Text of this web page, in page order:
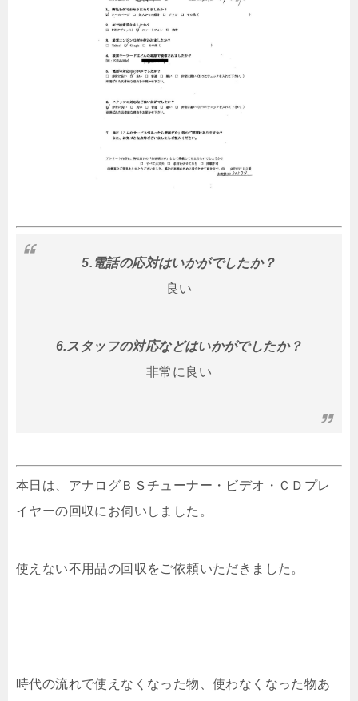
5.電話の応対はいかがでしたか？
良い
6.スタッフの対応などはいかがでしたか？
非常に良い
本日は、アナログＢＳチューナー・ビデオ・ＣＤプレ
イヤーの回収にお伺いしました。
使えない不用品の回収をご依頼いただきました。
時代の流れで使えなくなった物、使わなくなった物あ